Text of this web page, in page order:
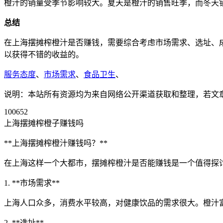
橙汁的销量受季节影响较大。夏天是橙汁的销售旺季，而冬
总结
在上海摆摊榨橙汁是否赚钱，需要综合考虑市场需求、选址
以获得不错的收益的。
服务态度、 市场需求、 食品卫生、
说明：本站所有资源均为来自网络公开渠道获取和整理，若文
100652
上海摆摊榨橙子赚钱吗
**上海摆摊榨橙汁赚钱吗？**
在上海这样一个大都市，摆摊榨橙汁是否能赚钱是一个值得
1. **市场需求**
上海人口众多，消费水平较高，对健康饮品的需求很大。橙